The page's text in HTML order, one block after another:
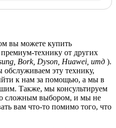
вы можете купить
технику от других
Bork, Dyson, Huawei, итд ).
эту технику,
к нам за помощью, а мы в
Также, мы консультируем
сложным выбором, и мы не
вам что-то помимо того, что